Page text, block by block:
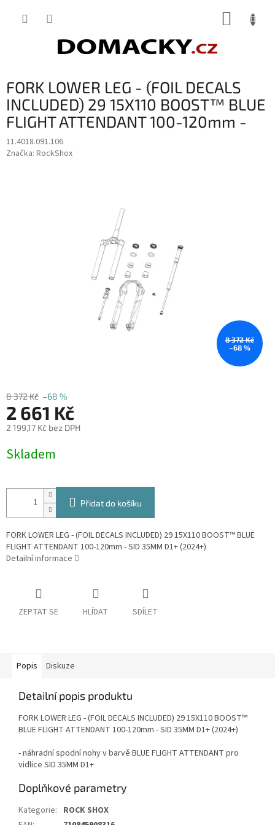
FORK LOWER LEG - (FOIL DECALS
INCLUDED) 29 15X110 BOOST™ BLUE
FLIGHT ATTENDANT 100-120mm -
11.4018.091.106
Značka: RockShox
8 372 Kč
–68 %
8 372 Kč –68 %
2 661 Kč
2 199,17 Kč bez DPH
cena:
Skladem
Přidat do košíku
FORK LOWER LEG - (FOIL DECALS INCLUDED) 29 15X110 BOOST™ BLUE
FLIGHT ATTENDANT 100-120mm - SID 35MM D1+ (2024+)
Detailní informace
ZEPTAT SE HLÍDAT SDÍLET
Popis Diskuze
Detailní popis produktu
FORK LOWER LEG - (FOIL DECALS INCLUDED) 29 15X110 BOOST™
BLUE FLIGHT ATTENDANT 100-120mm - SID 35MM D1+ (2024+)
- náhradní spodní nohy v barvě BLUE FLIGHT ATTENDANT pro
vidlice SID 35MM D1+
Doplňkové parametry
Kategorie: ROCK SHOX